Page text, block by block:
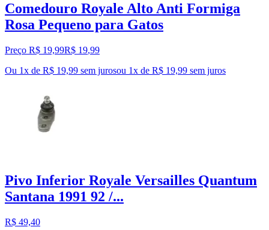
Comedouro Royale Alto Anti Formiga
Rosa Pequeno para Gatos
Preço R$ 19,99R$ 19,99
Ou 1x de R$ 19,99 sem jurosou 1x de R$ 19,99 sem juros
Pivo Inferior Royale Versailles Quantum
Santana 1991 92 /...
R$ 49,40